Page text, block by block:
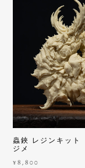
蟲鋏 レジンキット
ジメ
¥8,800